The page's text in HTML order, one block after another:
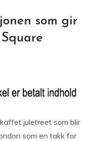
som gir
juletreet som blir
som en takk for